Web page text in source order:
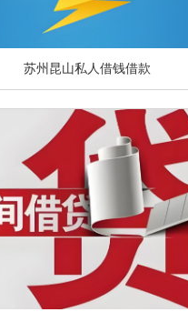
苏州昆山私人借钱借款